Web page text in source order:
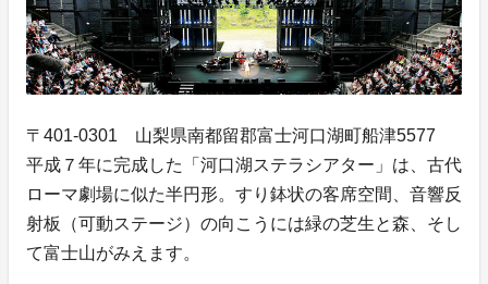
〒401-0301 山梨県南都留郡富士河口湖町船津5577
平成７年に完成した「河口湖ステラシアター」は、古代
ローマ劇場に似た半円形。すり鉢状の客席空間、音響反
射板（可動ステージ）の向こうには緑の芝生と森、そし
て富士山がみえます。